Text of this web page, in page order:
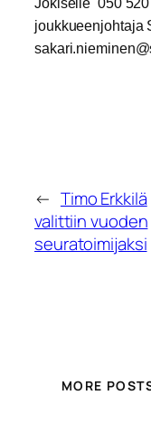
joukkueenjohtaja
← Timo Erkkilä
valittiin vuoden
seuratoimijaksi
MORE